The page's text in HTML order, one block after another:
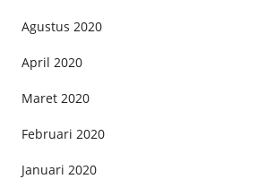
Agustus 2020
April 2020
Maret 2020
Februari 2020
Januari 2020